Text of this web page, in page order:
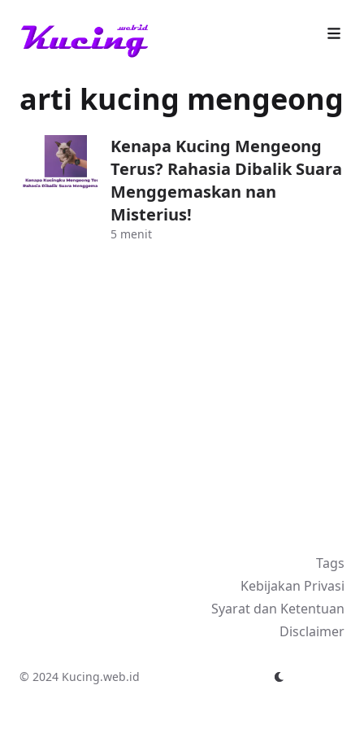
arti kucing mengeong
Kenapa Kucing Mengeong
Terus? Rahasia Dibalik Suara
Menggemaskan nan
Misterius!
5 menit
Tags
Kebijakan Privasi
Syarat dan Ketentuan
Disclaimer
© 2024 Kucing.web.id